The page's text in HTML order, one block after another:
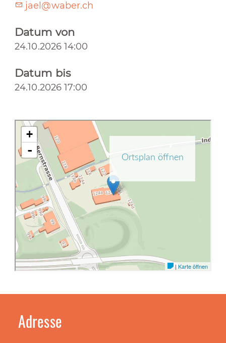
jael@waber.ch
Datum von
24.10.2026 14:00
Datum bis
24.10.2026 17:00
Adresse